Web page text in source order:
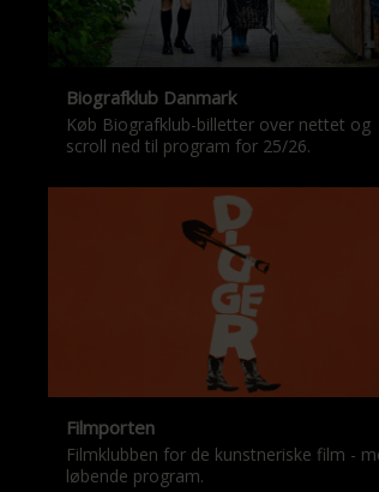
Biografklub Danmark
Køb Biografklub-billetter over nettet og
scroll ned til program for 25/26.
Filmporten
Filmklubben for de kunstneriske film -
løbende program.